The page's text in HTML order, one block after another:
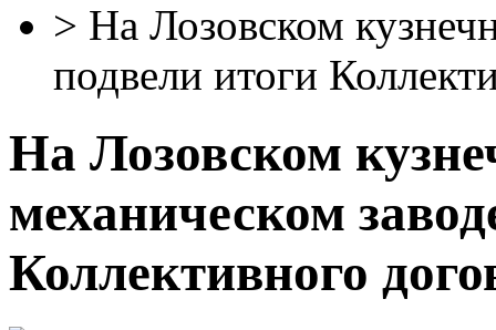
> На Лозовском
подвели итоги
На Лозовском
механическом
Коллективного